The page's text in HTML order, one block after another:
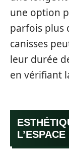
une option
parfois plus
canisses
leur durée
en vérifiant
L’ESPACE